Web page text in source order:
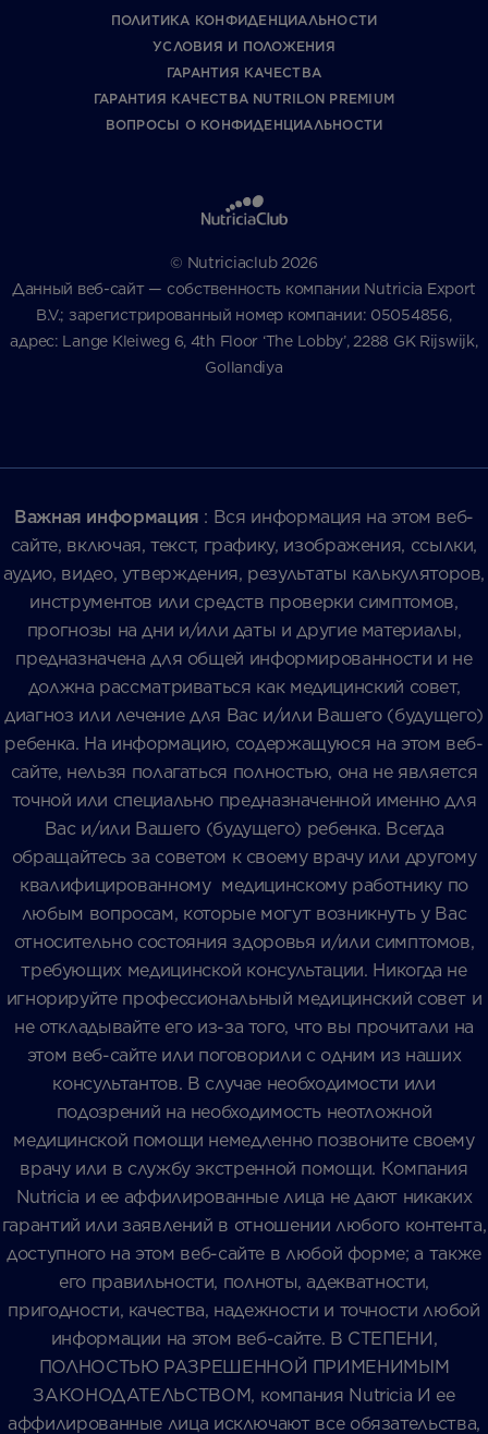
ПОЛИТИКА КОНФИДЕНЦИАЛЬНОСТИ
УCЛОВИЯ И ПОЛОЖЕНИЯ
ГАРАНТИЯ КАЧЕСТВА
ГАРАНТИЯ КАЧЕСТВА NUTRILON PREMIUM
ВОПРОСЫ О КОНФИДЕНЦИАЛЬНОСТИ
© Nutriciaclub 2026
Данный веб-сайт — собственность компании Nutricia Export
B.V.; зарегистрированный номер компании: 05054856,
адрес: Lange Kleiweg 6, 4th Floor ‘The Lobby’, 2288 GK Rijswijk,
Gollandiya
Важная информация : Вся информация на этом веб-
сайте, включая, текст, графику, изображения, ссылки,
аудио, видео, утверждения, результаты калькуляторов,
инструментов или средств проверки симптомов,
прогнозы на дни и/или даты и другие материалы,
предназначена для общей информированности и не
должна рассматриваться как медицинский совет,
диагноз или лечение для Вас и/или Вашего (будущего)
ребенка. На информацию, содержащуюся на этом веб-
сайте, нельзя полагаться полностью, она не является
точной или специально предназначенной именно для
Вас и/или Вашего (будущего) ребенка. Всегда
обращайтесь за советом к своему врачу или другому
квалифицированному медицинскому работнику по
любым вопросам, которые могут возникнуть у Вас
относительно состояния здоровья и/или симптомов,
требующих медицинской консультации. Никогда не
игнорируйте профессиональный медицинский совет и
не откладывайте его из-за того, что вы прочитали на
этом веб-сайте или поговорили с одним из наших
консультантов. В случае необходимости или
подозрений на необходимость неотложной
медицинской помощи немедленно позвоните своему
врачу или в службу экстренной помощи. Компания
Nutricia и ее аффилированные лица не дают никаких
гарантий или заявлений в отношении любого контента,
доступного на этом веб-сайте в любой форме; а также
его правильности, полноты, адекватности,
пригодности, качества, надежности и точности любой
информации на этом веб-сайте. В СТЕПЕНИ,
ПОЛНОСТЬЮ РАЗРЕШЕННОЙ ПРИМЕНИМЫМ
ЗАКОНОДАТЕЛЬСТВОМ, компания Nutricia И ее
аффилированные лица исключают все обязательства,